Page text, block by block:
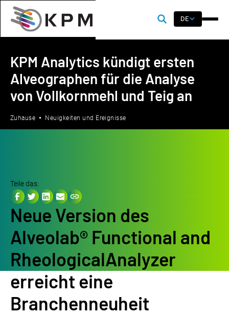
DE
KPM Analytics kündigt ersten
Alveographen für die Analyse
von Vollkornmehl und Teig an
Zuhause Neuigkeiten und Ereignisse
Neue Version des
Alveolab® Functional and
RheologicalAnalyzer
erreicht eine
Branchenneuheit
Teile das: